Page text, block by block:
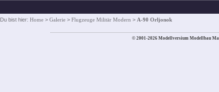
Du bist hier: Home > Galerie > Flugzeuge Militär Modern > A-90 Orljonok
© 2001-2026 Modellversium Modellbau